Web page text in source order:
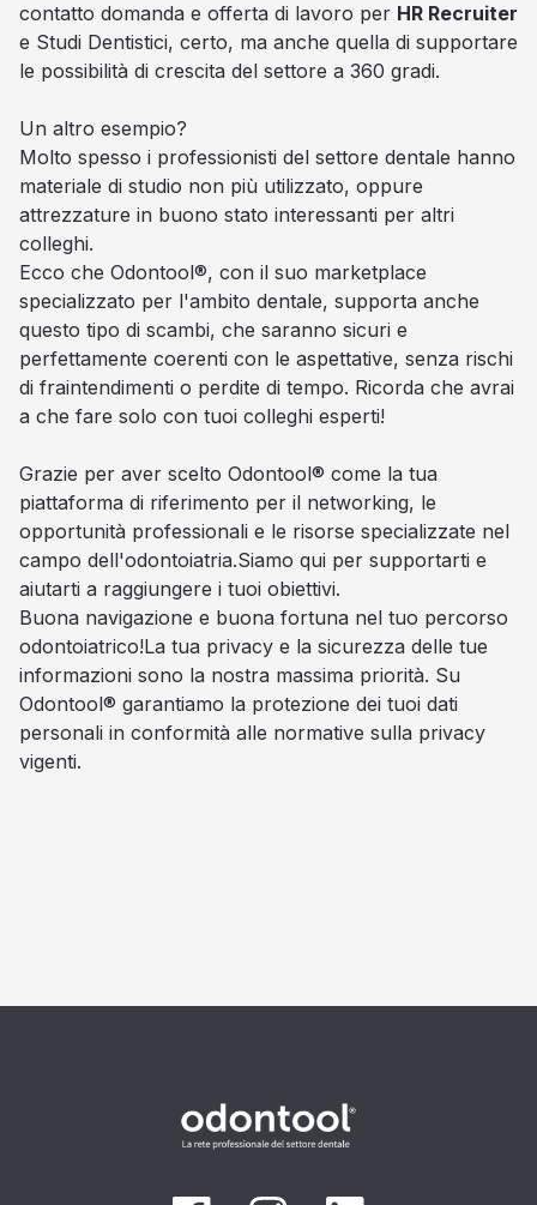
contatto domanda e offerta di lavoro per HR Recruiter
e Studi Dentistici, certo, ma anche quella di supportare
le possibilità di crescita del settore a 360 gradi.
Un altro esempio?
Molto spesso i professionisti del settore dentale hanno
materiale di studio non più utilizzato, oppure
attrezzature in buono stato interessanti per altri
colleghi.
Ecco che Odontool®, con il suo marketplace
specializzato per l'ambito dentale, supporta anche
questo tipo di scambi, che saranno sicuri e
perfettamente coerenti con le aspettative, senza rischi
di fraintendimenti o perdite di tempo. Ricorda che avrai
a che fare solo con tuoi colleghi esperti!
Grazie per aver scelto Odontool® come la tua
piattaforma di riferimento per il networking, le
opportunità professionali e le risorse specializzate nel
campo dell'odontoiatria.Siamo qui per supportarti e
aiutarti a raggiungere i tuoi obiettivi.
Buona navigazione e buona fortuna nel tuo percorso
odontoiatrico!La tua privacy e la sicurezza delle tue
informazioni sono la nostra massima priorità. Su
Odontool® garantiamo la protezione dei tuoi dati
personali in conformità alle normative sulla privacy
vigenti.